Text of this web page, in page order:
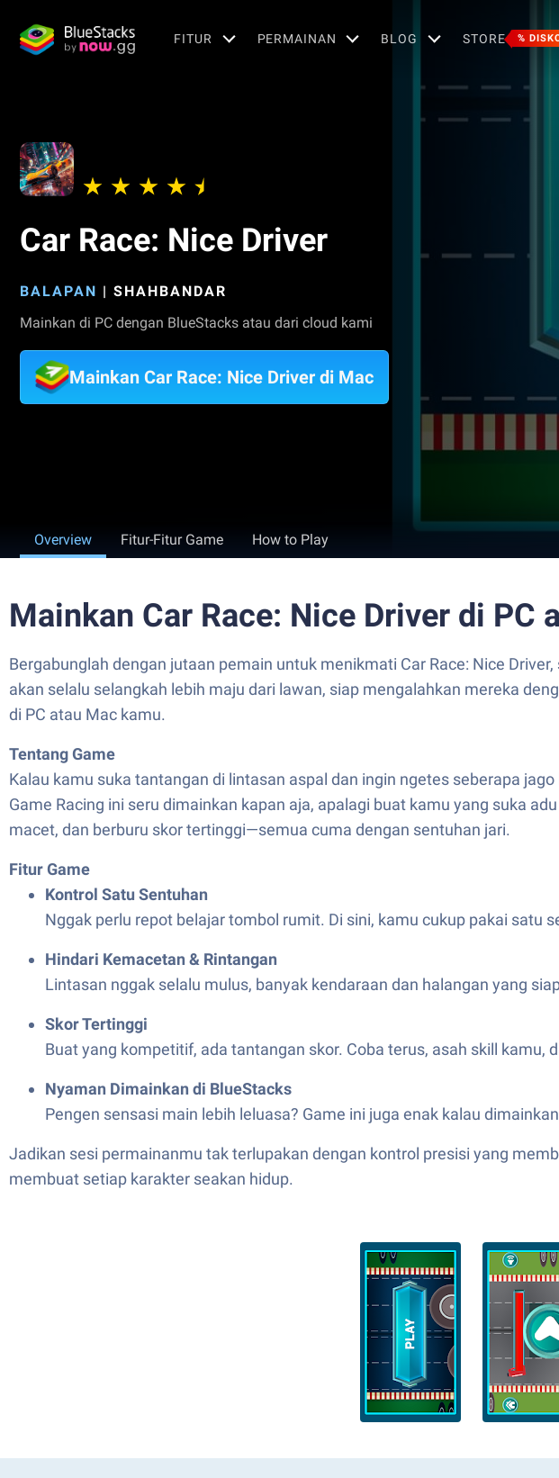
FITUR PERMAINAN BLOG STORE %
Car Race: Nice Driver
BALAPAN | SHAHBANDAR
Mainkan di PC dengan BlueStacks atau dari cloud kami
Mainkan Car Race: Nice Driver di Mac
Overview Fitur-Fitur Game How to Play
Mainkan Car Race: Nice Driver di PC
Bergabunglah dengan jutaan pemain untuk menikmati Car Race: Nice
akan selalu selangkah lebih maju dari lawan, siap mengalahkan mereka
di PC atau Mac kamu.
Tentang Game
Kalau kamu suka tantangan di lintasan aspal dan ingin ngetes seberapa
Game Racing ini seru dimainkan kapan aja, apalagi buat kamu yang suka
macet, dan berburu skor tertinggi—semua cuma dengan sentuhan jari.
Fitur Game
Kontrol Satu Sentuhan
Nggak perlu repot belajar tombol rumit. Di sini, kamu cukup pakai satu
Hindari Kemacetan & Rintangan
Lintasan nggak selalu mulus, banyak kendaraan dan halangan yang
Skor Tertinggi
Buat yang kompetitif, ada tantangan skor. Coba terus, asah skill
Nyaman Dimainkan di BlueStacks
Pengen sensasi main lebih leluasa? Game ini juga enak kalau
Jadikan sesi permainanmu tak terlupakan dengan kontrol presisi yang
membuat setiap karakter seakan hidup.